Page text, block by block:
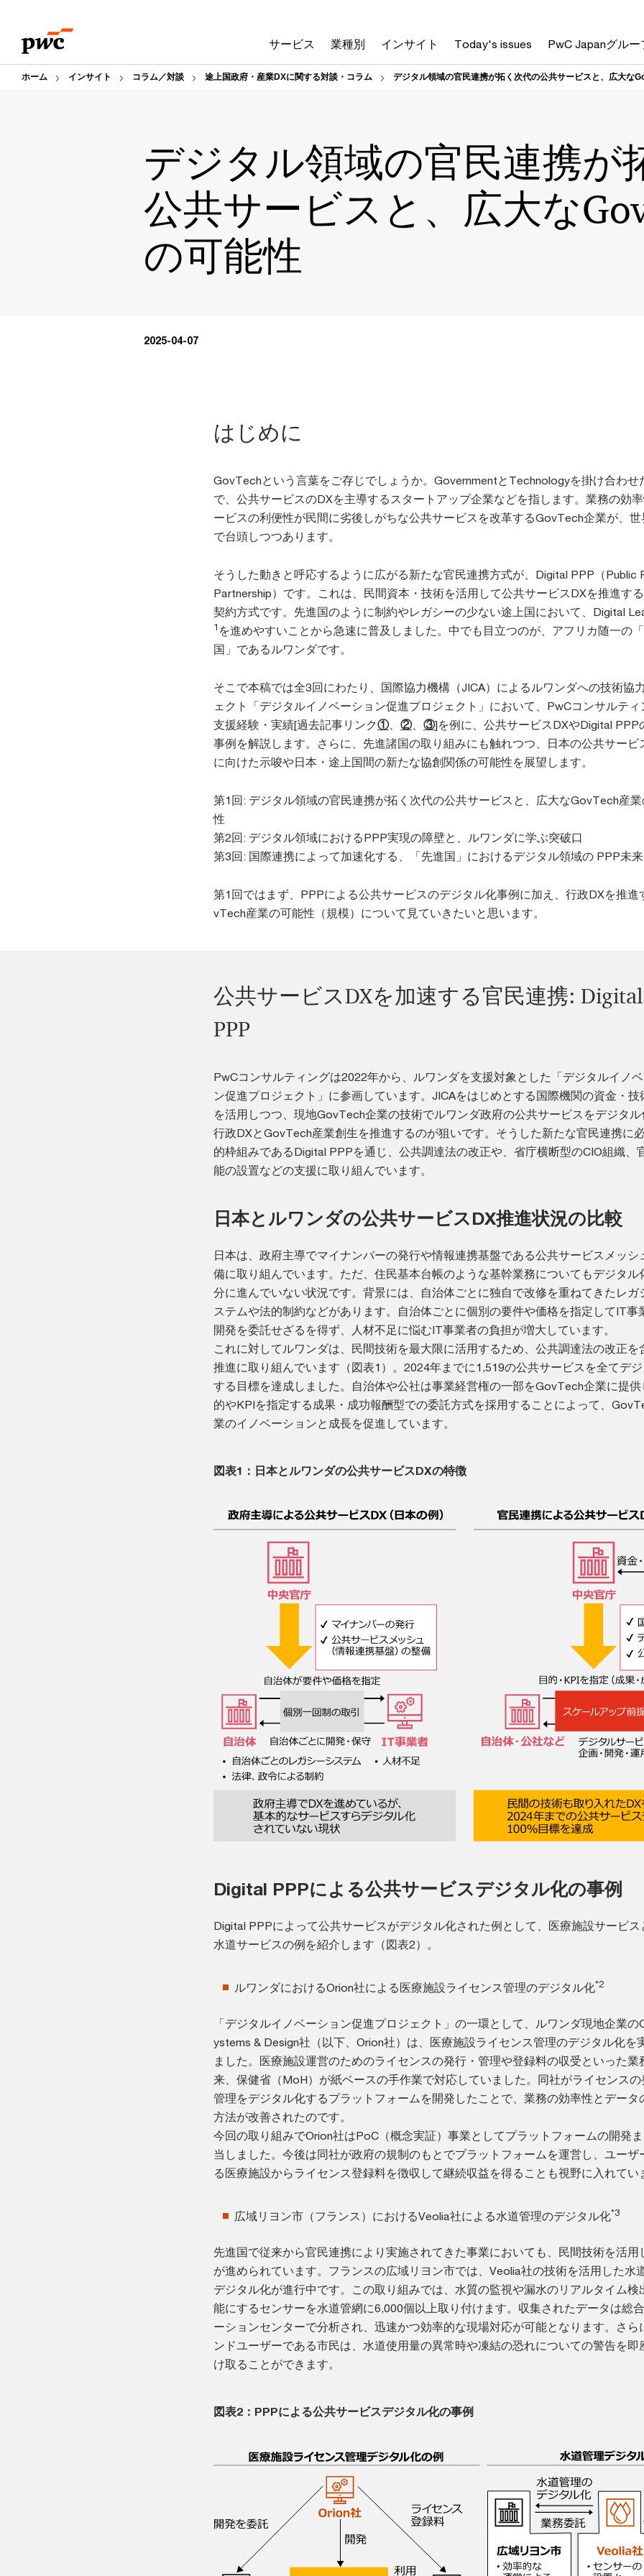
content
footer
サービス 業種別 インサイト Today's issues PwC Japanグルー
ホーム インサイト コラム／対談 途上国政府・産業DXに関する対談・コラム デジタル領域の官民連携が拓く次代の公共サービスと、広大な
デジタル領域の官民連携が
公共サービスと、広大な
の可能性
2025-04-07
はじめに
GovTechという言葉をご存じでしょうか。GovernmentとTechnologyを掛け合わせ
で、公共サービスのDXを主導するスタートアップ企業などを指します。業務の効
ービスの利便性が民間に劣後しがちな公共サービスを改革するGovTech企業が、世
で台頭しつつあります。
そうした動きと呼応するように広がる新たな官民連携方式が、Digital PPP（Public
Partnership）です。これは、民間資本・技術を活用して公共サービスDXを推進す
契約方式です。先進国のように制約やレガシーの少ない途上国において、Digital
1 を進めやすいことから急速に普及しました。中でも目立つのが、アフリカ随一の
国」であるルワンダです。
そこで本稿では全3回にわたり、国際協力機構（JICA）によるルワンダへの技術協
ェクト「デジタルイノベーション促進プロジェクト」において、PwCコンサルティ
支援経験・実績[過去記事リンク①、 ②、 ③]を例に、公共サービスDXやDigital PPP
事例を解説します。さらに、先進諸国の取り組みにも触れつつ、日本の公共サービ
に向けた示唆や日本・途上国間の新たな協創関係の可能性を展望します。
第1回: デジタル領域の官民連携が拓く次代の公共サービスと、広大なGovTech産
性
第2回: デジタル領域におけるPPP実現の障壁と、ルワンダに学ぶ突破口
第3回: 国際連携によって加速化する、「先進国」におけるデジタル領域の PPP未
第1回ではまず、PPPによる公共サービスのデジタル化事例に加え、行政DXを推進
vTech産業の可能性（規模）について見ていきたいと思います。
公共サービスDXを加速する官民連携: Digital
PPP
PwCコンサルティングは2022年から、ルワンダを支援対象とした「デジタルイノ
ン促進プロジェクト」に参画しています。JICAをはじめとする国際機関の資金・技
を活用しつつ、現地GovTech企業の技術でルワンダ政府の公共サービスをデジタル
行政DXとGovTech産業創生を推進するのが狙いです。そうした新たな官民連携に
的枠組みであるDigital PPPを通じ、公共調達法の改正や、省庁横断型のCIO組織、
能の設置などの支援に取り組んでいます。
日本とルワンダの公共サービスDX推進状況の比較
日本は、政府主導でマイナンバーの発行や情報連携基盤である公共サービスメッシ
備に取り組んでいます。ただ、住民基本台帳のような基幹業務についてもデジタル
分に進んでいない状況です。背景には、自治体ごとに独自で改修を重ねてきたレガ
ステムや法的制約などがあります。自治体ごとに個別の要件や価格を指定してIT事
開発を委託せざるを得ず、人材不足に悩むIT事業者の負担が増大しています。
これに対してルワンダは、民間技術を最大限に活用するため、公共調達法の改正を
推進に取り組んでいます（図表1）。2024年までに1,519の公共サービスを全てデ
する目標を達成しました。自治体や公社は事業経営権の一部をGovTech企業に提供
的やKPIを指定する成果・成功報酬型での委託方式を採用することによって、
業のイノベーションと成長を促進しています。
図表1：日本とルワンダの公共サービスDXの特徴
Digital PPPによる公共サービスデジタル化の事例
Digital PPPによって公共サービスがデジタル化された例として、医療施設サービス
水道サービスの例を紹介します（図表2）。
ルワンダにおけるOrion社による医療施設ライセンス管理のデジタル化*2
「デジタルイノベーション促進プロジェクト」の一環として、ルワンダ現地企業の
ystems & Design社（以下、Orion社）は、医療施設ライセンス管理のデジタル化を
ました。医療施設運営のためのライセンスの発行・管理や登録料の収受といった業
来、保健省（MoH）が紙ベースの手作業で対応していました。同社がライセンスの
管理をデジタル化するプラットフォームを開発したことで、業務の効率性とデータ
方法が改善されたのです。
今回の取り組みでOrion社はPoC（概念実証）事業としてプラットフォームの開発
当しました。今後は同社が政府の規制のもとでプラットフォームを運営し、ユーザ
る医療施設からライセンス登録料を徴収して継続収益を得ることも視野に入れてい
広域リヨン市（フランス）におけるVeolia社による水道管理のデジタル化*3
先進国で従来から官民連携により実施されてきた事業においても、民間技術を活用
が進められています。フランスの広域リヨン市では、Veolia社の技術を活用した水
デジタル化が進行中です。この取り組みでは、水質の監視や漏水のリアルタイム検
能にするセンサーを水道管網に6,000個以上取り付けます。収集されたデータは総
ーションセンターで分析され、迅速かつ効率的な現場対応が可能となります。さら
ンドユーザーである市民は、水道使用量の異常時や凍結の恐れについての警告を即
け取ることができます。
図表2：PPPによる公共サービスデジタル化の事例